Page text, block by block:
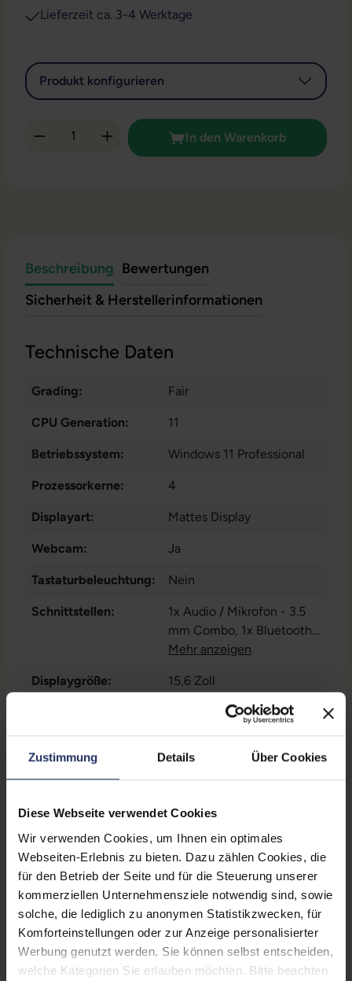
Zustimmung Details Über Cookies
Diese Webseite verwendet Cookies
Wir verwenden Cookies, um Ihnen ein optimales
Webseiten-Erlebnis zu bieten. Dazu zählen Cookies, die
für den Betrieb der Seite und für die Steuerung unserer
kommerziellen Unternehmensziele notwendig sind, sowie
solche, die lediglich zu anonymen Statistikzwecken, für
Komforteinstellungen oder zur Anzeige personalisierter
Werbung genutzt werden. Sie können selbst entscheiden,
welche Kategorien Sie erlauben möchten. Bitte beachten
Lieferzeit ca. 3-4 Werktage
Produkt konfigurieren
Produkt Anzahl: Gib den gewünschten
In den Warenkorb
Beschreibung Bewertungen
Sicherheit & Herstellerinformationen
Technische Daten
Grading: Fair
CPU Generation: 11
Betriebssystem: Windows 11 Professional
Prozessorkerne: 4
Displayart: Mattes Display
Webcam: Ja
Tastaturbeleuchtung: Nein
Schnittstellen:
1x Audio / Mikrofon - 3.5
mm Combo, 1x Bluetooth,
1x HDMI, 1x SD-
Thunderbolt
USB 3 Typ A
Mehr anzeigen
Displaygröße: 15,6 Zoll
Tastaturlayout:
Fingerprintreader: Nein
Zustand: Gebraucht
Partnerprogramm: Ja
Datenspeicher: 250 GB SSD